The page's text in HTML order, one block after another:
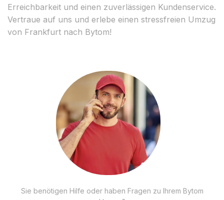
Erreichbarkeit und einen zuverlässigen Kundenservice.
Vertraue auf uns und erlebe einen stressfreien Umzug
von Frankfurt nach Bytom!
Sie benötigen Hilfe oder haben Fragen zu Ihrem Bytom